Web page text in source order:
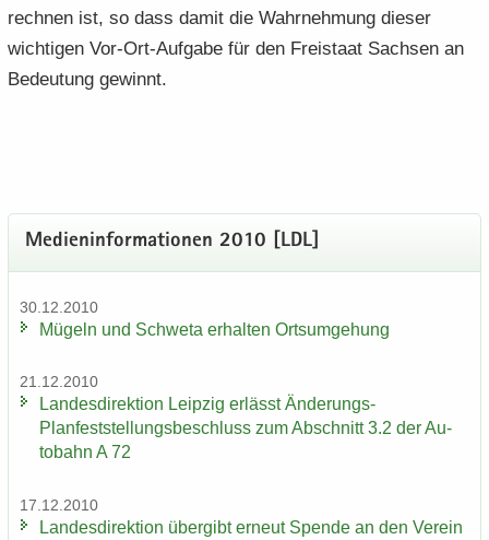
rech­nen ist, so dass damit die Wahr­neh­mung die­ser
wich­ti­gen Vor-​Ort-Aufgabe für den Frei­staat Sach­sen an
Be­deu­tung ge­winnt.
Me­di­en­in­for­ma­tio­nen 2010 [LDL]
30.12.2010
Mü­geln und Schwe­ta er­hal­ten Orts­um­ge­hung
21.12.2010
Lan­des­di­rek­ti­on Leip­zig er­lässt Änderungs-​
Planfeststellungsbeschluss zum Ab­schnitt 3.2 der Au­
to­bahn A 72
17.12.2010
Lan­des­di­rek­ti­on über­gibt er­neut Spen­de an den Ver­ein